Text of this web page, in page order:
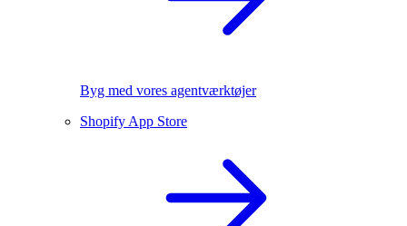
Byg med vores agentværktøjer
Shopify App Store